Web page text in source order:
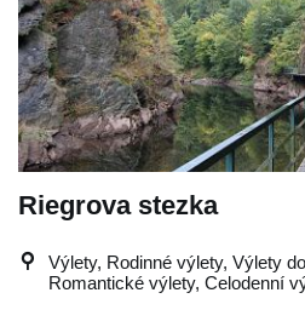
Riegrova stezka
Výlety, Rodinné výlety, Výlety
Romantické výlety, Celodenní